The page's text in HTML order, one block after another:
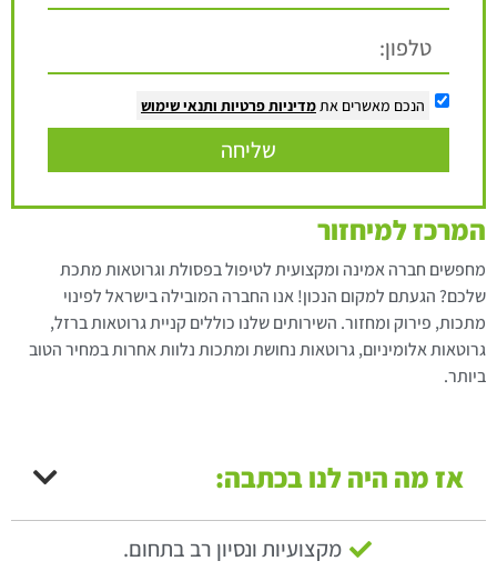
הנכם מאשרים אתמדיניות פרטיות ותנאי שימוש
שליחה
המרכז למיחזור
מחפשים חברה אמינה ומקצועית לטיפול בפסולת וגרוטאות מתכת
שלכם? הגעתם למקום הנכון! אנו החברה המובילה בישראל לפינוי
מתכות, פירוק ומחזור. השירותים שלנו כוללים קניית גרוטאות ברזל,
גרוטאות אלומיניום, גרוטאות נחושת ומתכות נלוות אחרות במחיר הטוב
ביותר.
אז מה היה לנו בכתבה:
מקצועיות ונסיון רב בתחום.